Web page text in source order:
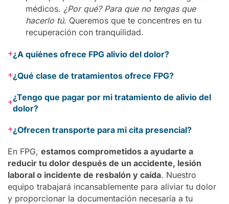
médicos. ¿Por qué? Para que no tengas que
hacerlo tú. Queremos que te concentres en tu
recuperación con tranquilidad.
+¿A quiénes ofrece FPG alivio del dolor?
+¿Qué clase de tratamientos ofrece FPG?
+¿Tengo que pagar por mi tratamiento de alivio del
dolor?
+¿Ofrecen transporte para mi cita presencial?
En FPG, estamos comprometidos a ayudarte a
reducir tu dolor después de un accidente, lesión
laboral o incidente de resbalón y caída. Nuestro
equipo trabajará incansablemente para aliviar tu dolor
y proporcionar la documentación necesaria a tu